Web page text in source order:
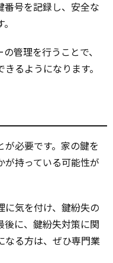
番号を記録し、安全な
管理を行うことで、
るようになります。
必要です。家の鍵を
が持っている可能性が
気を付け、鍵紛失の
後に、鍵紛失対策に関
なる方は、ぜひ専門業